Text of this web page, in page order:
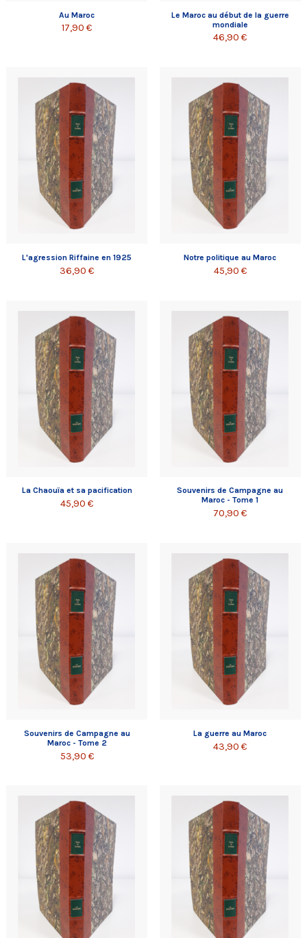
Au Maroc
17,90 €
Le Maroc au début de la guerre
mondiale
46,90 €
L'agression Riffaine en 1925
36,90 €
Notre politique au Maroc
45,90 €
La Chaouïa et sa pacification
45,90 €
Souvenirs de Campagne au
Maroc - Tome 1
70,90 €
Souvenirs de Campagne au
Maroc - Tome 2
53,90 €
La guerre au Maroc
43,90 €